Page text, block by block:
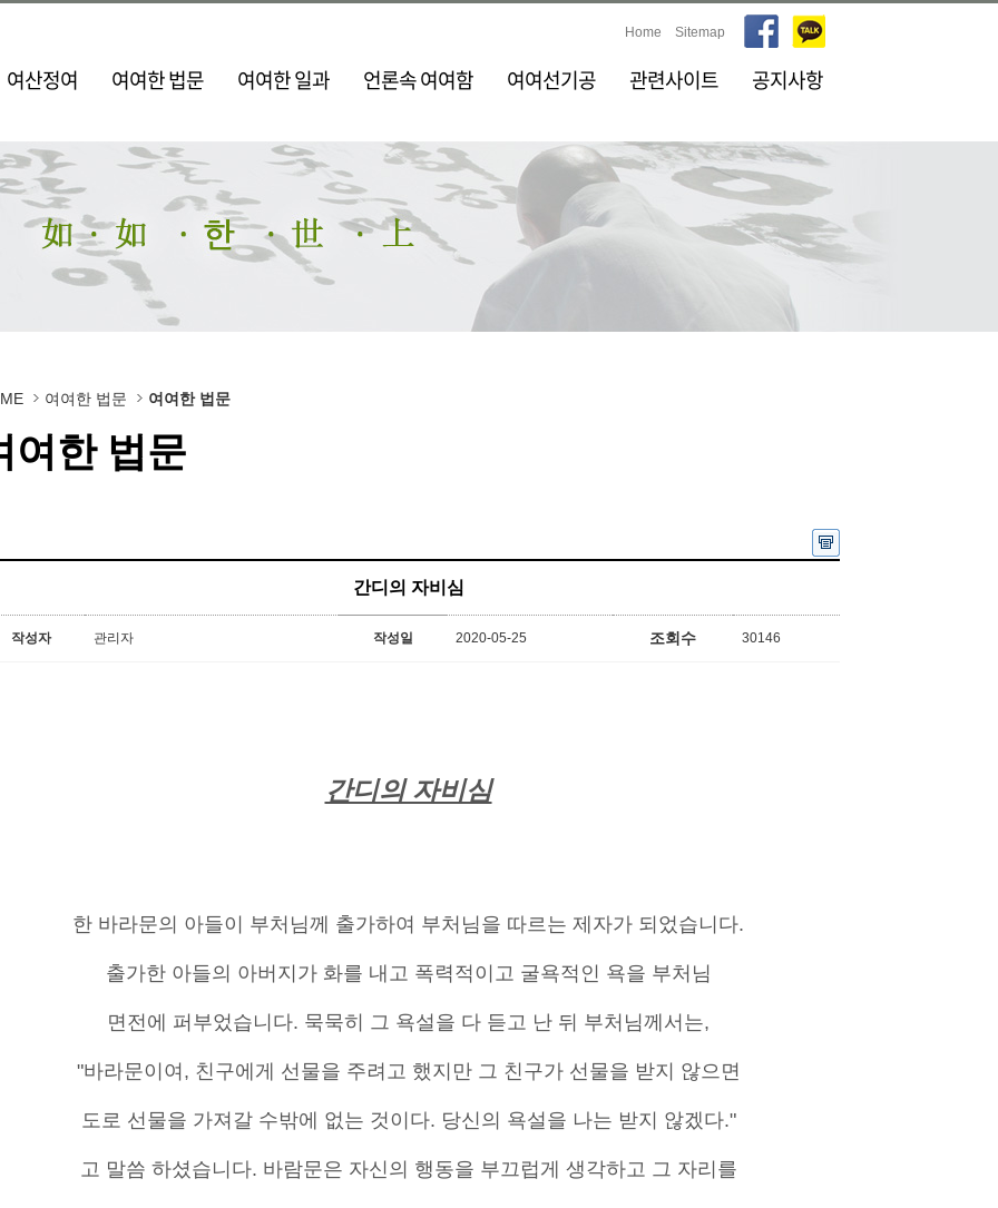
Home Sitemap
여산정여 여여한 법문 여여한 일과 언론속 여여함 여여선기공 관련사이트 공지사항
여여한 법문 여여한 법문
여한 법문
간디의 자비심
작성자 관리자 작성일 2020-05-25 조회수 30146
간디의 자비심
한 바라문의 아들이 부처님께 출가하여 부처님을 따르는 제자가 되었습니다.
출가한 아들의 아버지가 화를 내고 폭력적이고 굴욕적인 욕을 부처님
면전에 퍼부었습니다. 묵묵히 그 욕설을 다 듣고 난 뒤 부처님께서는,
"바라문이여, 친구에게 선물을 주려고 했지만 그 친구가 선물을 받지 않으면
도로 선물을 가져갈 수밖에 없는 것이다. 당신의 욕설을 나는 받지 않겠다."
고 말씀 하셨습니다. 바람문은 자신의 행동을 부끄럽게 생각하고 그 자리를